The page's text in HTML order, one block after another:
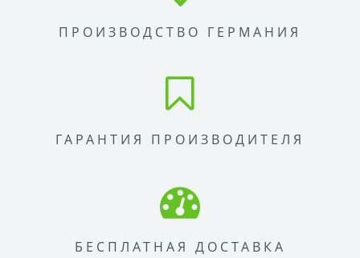
ПРОИЗВОДСТВО ГЕРМАНИЯ
ГАРАНТИЯ ПРОИЗВОДИТЕЛЯ
БЕСПЛАТНАЯ ДОСТАВКА